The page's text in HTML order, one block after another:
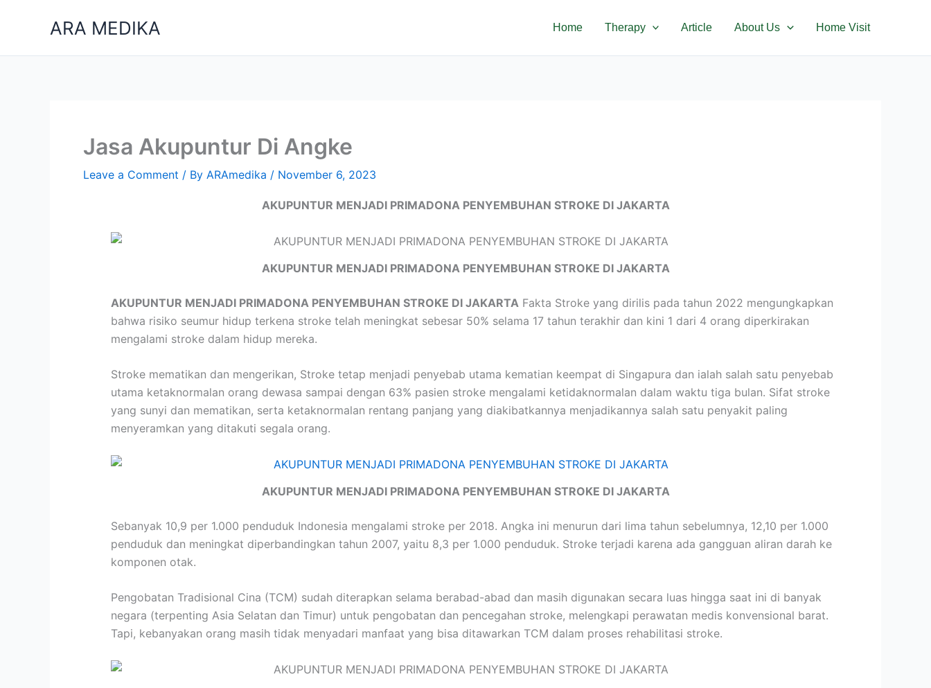
ARA MEDIKA Home Therapy Article About Us Home Visit
Jasa Akupuntur Di Angke
Leave a Comment / By ARAmedika / November 6, 2023
AKUPUNTUR MENJADI PRIMADONA PENYEMBUHAN STROKE DI JAKARTA
AKUPUNTUR MENJADI PRIMADONA PENYEMBUHAN STROKE DI JAKARTA
AKUPUNTUR MENJADI PRIMADONA PENYEMBUHAN STROKE DI JAKARTA Fakta Stroke yang dirilis pada tahun 2022 mengungkapkan
bahwa risiko seumur hidup terkena stroke telah meningkat sebesar 50% selama 17 tahun terakhir dan kini 1 dari 4 orang diperkirakan
mengalami stroke dalam hidup mereka.
Stroke mematikan dan mengerikan, Stroke tetap menjadi penyebab utama kematian keempat di Singapura dan ialah salah satu penyebab
utama ketaknormalan orang dewasa sampai dengan 63% pasien stroke mengalami ketidaknormalan dalam waktu tiga bulan. Sifat stroke
yang sunyi dan mematikan, serta ketaknormalan rentang panjang yang diakibatkannya menjadikannya salah satu penyakit paling
menyeramkan yang ditakuti segala orang.
AKUPUNTUR MENJADI PRIMADONA PENYEMBUHAN STROKE DI JAKARTA
Sebanyak 10,9 per 1.000 penduduk Indonesia mengalami stroke per 2018. Angka ini menurun dari lima tahun sebelumnya, 12,10 per 1.000
penduduk dan meningkat diperbandingkan tahun 2007, yaitu 8,3 per 1.000 penduduk. Stroke terjadi karena ada gangguan aliran darah ke
komponen otak.
Pengobatan Tradisional Cina (TCM) sudah diterapkan selama berabad-abad dan masih digunakan secara luas hingga saat ini di banyak
negara (terpenting Asia Selatan dan Timur) untuk pengobatan dan pencegahan stroke, melengkapi perawatan medis konvensional barat.
Tapi, kebanyakan orang masih tidak menyadari manfaat yang bisa ditawarkan TCM dalam proses rehabilitasi stroke.